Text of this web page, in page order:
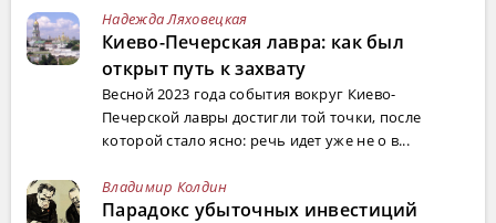
Надежда Ляховецкая
Киево-Печерская лавра: как был
открыт путь к захвату
Весной 2023 года события вокруг Киево-
Печерской лавры достигли той точки, после
которой стало ясно: речь идет уже не о в...
Владимир Колдин
Парадокс убыточных инвестиций